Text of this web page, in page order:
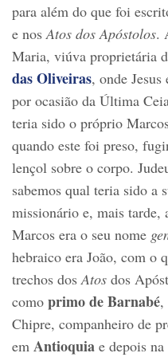
para além do que foi
e nosAtos dos Apóstolos.
Maria, viúva proprietária
das Oliveiras, onde
por ocasião da Última
teria sido o próprio
quando este foi preso,
lençol sobre o corpo.
sabemos qual teria sido a
missionário e, mais
Marcos era o seu nome
hebraico era João, com o
trechos dosAtos dos
como primo de Barnabé,
Chipre, companheiro de
em Antioquia e depois na